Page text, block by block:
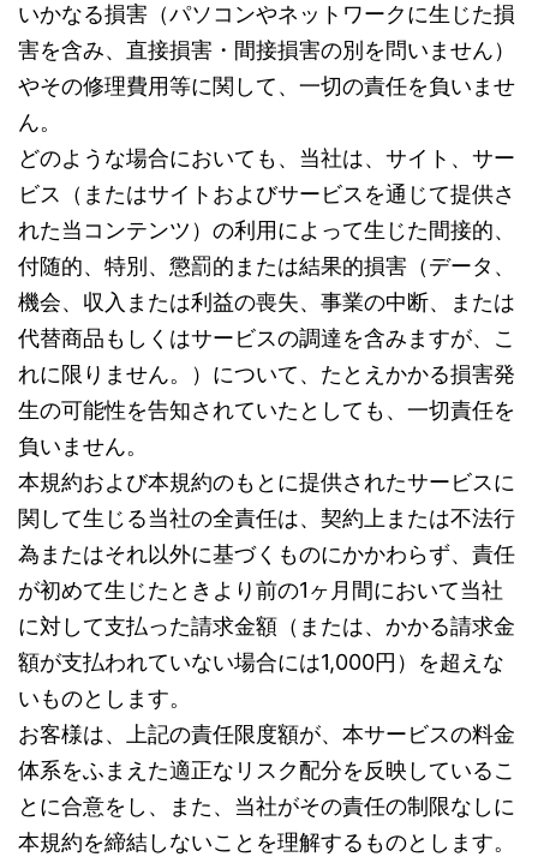
いかなる損害（パソコンやネットワークに生じた損
害を含み、直接損害・間接損害の別を問いません）
やその修理費用等に関して、一切の責任を負いませ
ん。
どのような場合においても、当社は、サイト、サー
ビス（またはサイトおよびサービスを通じて提供さ
れた当コンテンツ）の利用によって生じた間接的、
付随的、特別、懲罰的または結果的損害（データ、
機会、収入または利益の喪失、事業の中断、または
代替商品もしくはサービスの調達を含みますが、こ
れに限りません。）について、たとえかかる損害発
生の可能性を告知されていたとしても、一切責任を
負いません。
本規約および本規約のもとに提供されたサービスに
関して生じる当社の全責任は、契約上または不法行
為またはそれ以外に基づくものにかかわらず、責任
が初めて生じたときより前の1ヶ月間において当社
に対して支払った請求金額（または、かかる請求金
額が支払われていない場合には1,000円）を超えな
いものとします。
お客様は、上記の責任限度額が、本サービスの料金
体系をふまえた適正なリスク配分を反映しているこ
とに合意をし、また、当社がその責任の制限なしに
本規約を締結しないことを理解するものとします。